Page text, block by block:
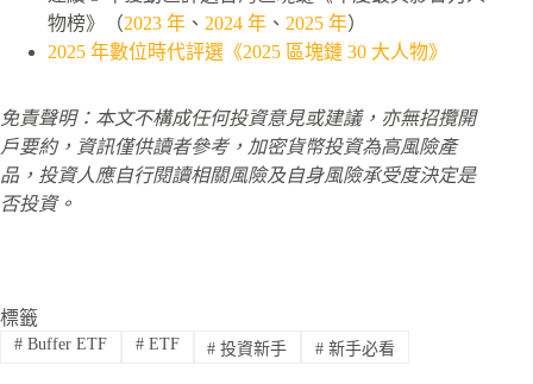
物榜》（2023 年 、 2024 年 、 2025 年）
2025 年數位時代評選《2025 區塊鏈 30 大人物》
免責聲明：本文不構成任何投資意見或建議，亦無招攬開
戶要約，資訊僅供讀者參考，加密貨幣投資為高風險產
品，投資人應自行閱讀相關風險及自身風險承受度決定是
否投資。
標籤
#Buffer ETF #ETF # 投資新手 # 新手必看